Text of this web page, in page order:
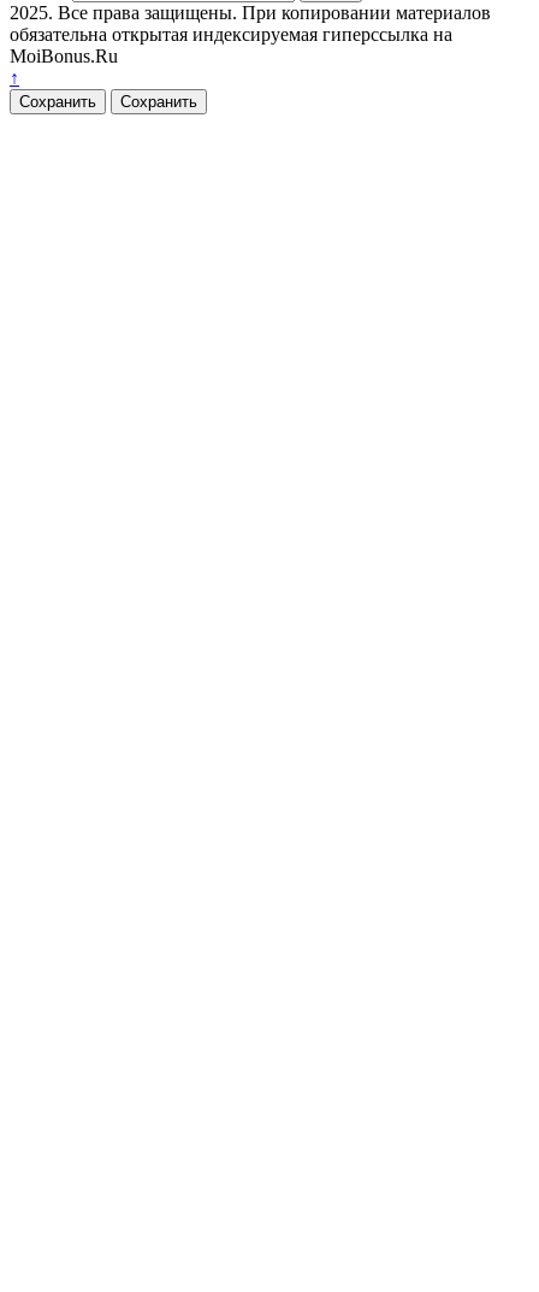
2025. Все права защищены. При копировании материалов
обязательна открытая индексируемая гиперссылка на
MoiBonus.Ru
↑